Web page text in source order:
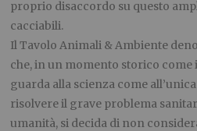
proprio disaccordo su questo
cacciabili.
Il Tavolo Animali & Ambiente
che, in un momento storico come
guarda alla scienza come
risolvere il grave problema
umanità, si decida di non